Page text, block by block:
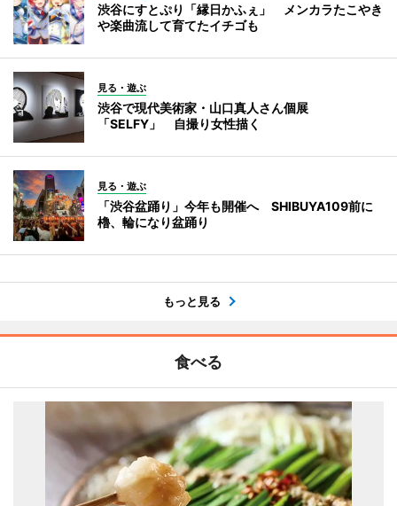
渋谷にすとぷり「縁日かふぇ」 メンカラたこやき
や楽曲流して育てたイチゴも
見る・遊ぶ
渋谷で現代美術家・山口真人さん個展
「SELFY」 自撮り女性描く
見る・遊ぶ
「渋谷盆踊り」今年も開催へ SHIBUYA109前に
櫓、輪になり盆踊り
もっと見る
食べる